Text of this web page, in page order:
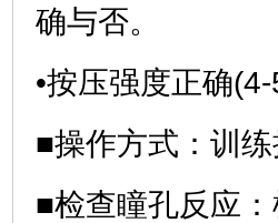
确与否。
•按压强度正确
■操作方式：训
■检查瞳孔反应